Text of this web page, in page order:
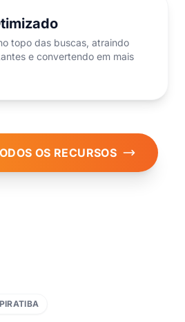
topo das buscas, atraindo
e convertendo em mais
OS RECURSOS